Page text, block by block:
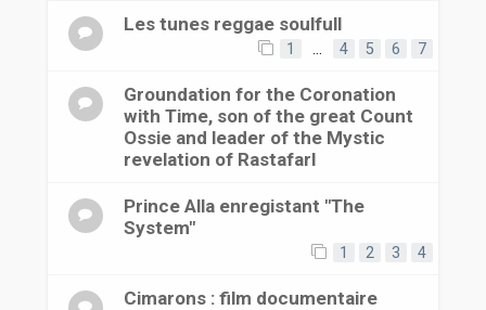
Les tunes reggae soulfull
1 4 5 6 7
Groundation for the Coronation
with Time, son of the great Count
Ossie and leader of the Mystic
revelation of RastafarI
Prince Alla enregistant "The
System"
1 2 3 4
Cimarons : film documentaire